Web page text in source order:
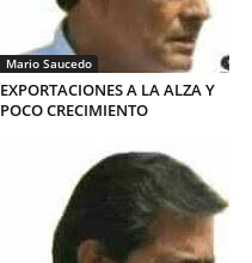
Mario Saucedo
EXPORTACIONES A LA ALZA Y
POCO CRECIMIENTO